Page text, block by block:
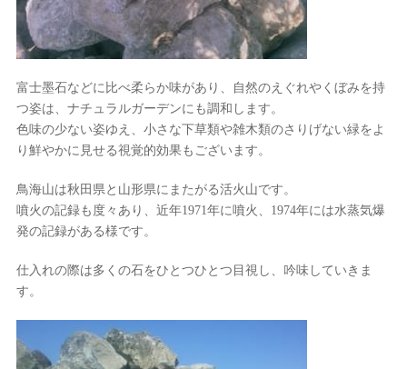
富士墨石などに比べ柔らか味があり、自然のえぐれやくぼみを持
つ姿は、ナチュラルガーデンにも調和します。
色味の少ない姿ゆえ、小さな下草類や雑木類のさりげない緑をよ
り鮮やかに見せる視覚的効果もございます。
鳥海山は秋田県と山形県にまたがる活火山です。
噴火の記録も度々あり、近年1971年に噴火、1974年には水蒸気爆
発の記録がある様です。
仕入れの際は多くの石をひとつひとつ目視し、吟味していきま
す。